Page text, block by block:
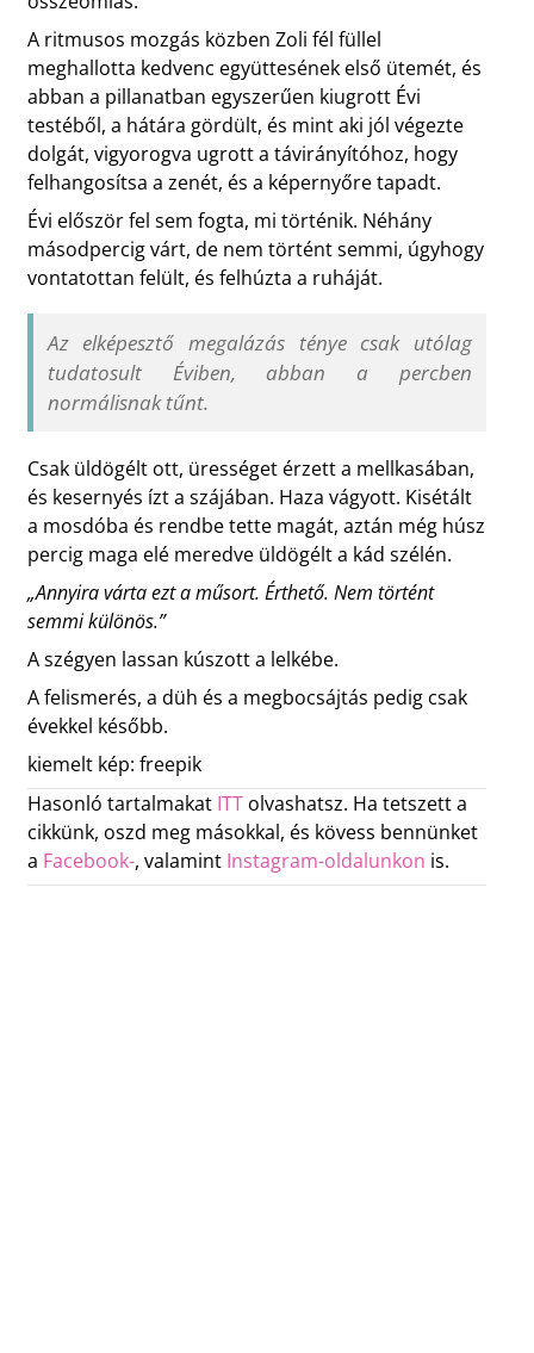
A ritmusos mozgás közben Zoli fél füllel
meghallotta kedvenc együttesének első ütemét, és
abban a pillanatban egyszerűen kiugrott Évi
testéből, a hátára gördült, és mint aki jól végezte
dolgát, vigyorogva ugrott a távirányítóhoz, hogy
felhangosítsa a zenét, és a képernyőre tapadt.
Évi először fel sem fogta, mi történik. Néhány
másodpercig várt, de nem történt semmi, úgyhogy
vontatottan felült, és felhúzta a ruháját.
Az elképesztő megalázás ténye csak utólag
tudatosult Éviben, abban a percben
normálisnak tűnt.
Csak üldögélt ott, ürességet érzett a mellkasában,
és kesernyés ízt a szájában. Haza vágyott. Kisétált
a mosdóba és rendbe tette magát, aztán még húsz
percig maga elé meredve üldögélt a kád szélén.
„Annyira várta ezt a műsort. Érthető. Nem történt
semmi különös.”
A szégyen lassan kúszott a lelkébe.
A felismerés, a düh és a megbocsájtás pedig csak
évekkel később.
kiemelt kép: freepik
Hasonló tartalmakat ITTolvashatsz. Ha tetszett a
cikkünk, oszd meg másokkal, és kövess bennünket
a Facebook-, valamint Instagram-oldalunkon is.